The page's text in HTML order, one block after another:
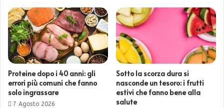
Proteine dopo i 40 anni: gli
errori più comuni che fanno
solo ingrassare
7 Agosto 2026
Sotto la scorza dura si
nasconde un tesoro: i frutti
estivi che fanno bene alla
salute